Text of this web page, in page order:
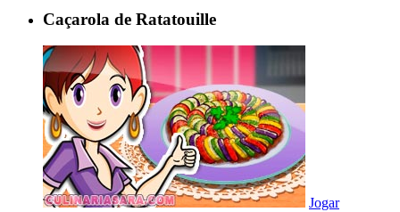
Caçarola de Ratatouille
Jogar